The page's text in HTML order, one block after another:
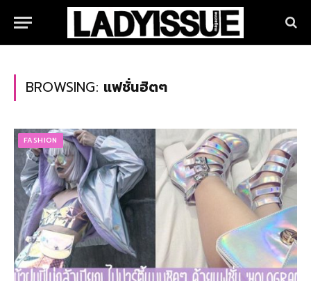
BROWSING: แฟชั่นฮิตๆ
FASHION